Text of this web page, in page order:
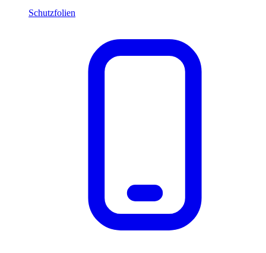
Schutzfolien